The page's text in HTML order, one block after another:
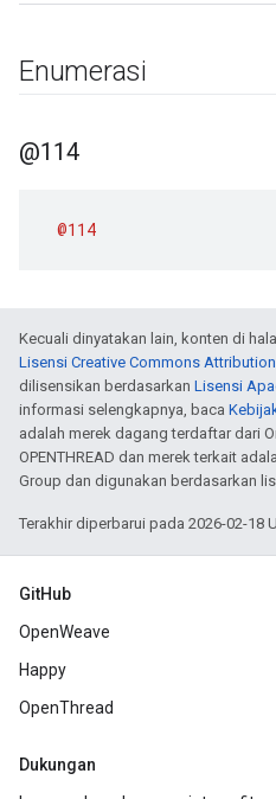
Enumerasi
@114
@114
Kecuali dinyatakan lain, konten di
Lisensi Creative Commons
dilisensikan berdasarkan Lisensi
informasi selengkapnya, baca
adalah merek dagang terdaftar dari
OPENTHREAD dan merek terkait
Group dan digunakan berdasarkan
Terakhir diperbarui pada 2026-02-18
GitHub
OpenWeave
Happy
OpenThread
Dukungan